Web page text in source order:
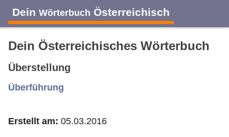
Dein Wörterbuch Österreichisch
A B C
J K L M
Dein Österreichisches Wörterbuch
Überstellung
Überführung
Erstellt am: 05.03.2016